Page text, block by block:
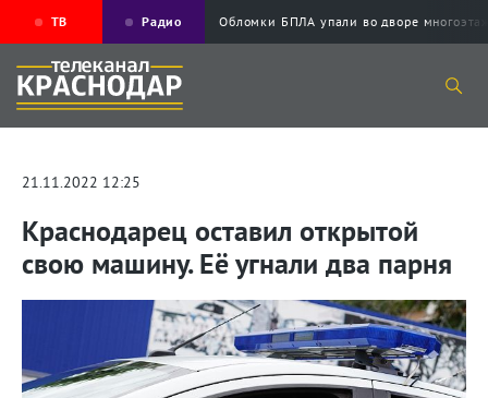
ТВ Радио Обломки БПЛА упали во дворе
21.11.2022 12:25
Краснодарец оставил открытой
свою машину. Её угнали два парня